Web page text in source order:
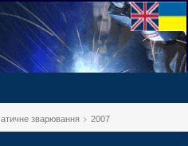
зварювання 2007